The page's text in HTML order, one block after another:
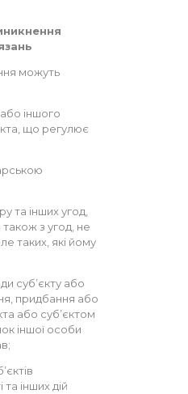
можуть
іншого
що регулює
та інших угод,
з угод, не
таких, які йому
суб’єкту або
придбання або
або суб’єктом
іншої особи
та інших дій